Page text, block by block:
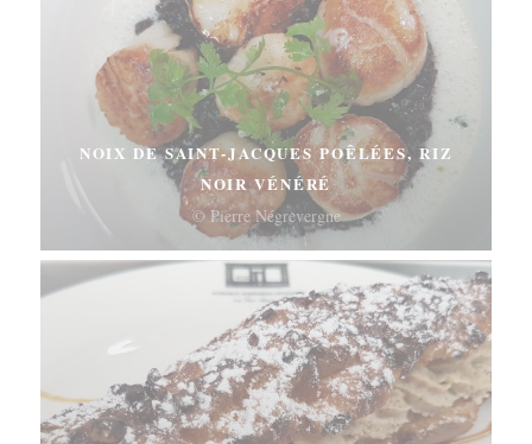
NOIX DE SAINT-JACQUES POÊLÉES, RIZ
NOIR VÉNÉRÉ
© Pierre Négrevergne